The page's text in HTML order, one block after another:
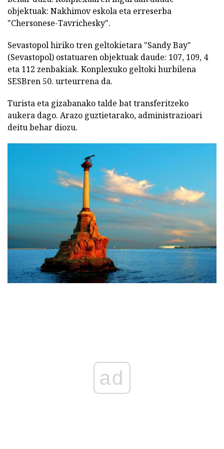
objektuak: Nakhimov eskola eta erreserba
"Chersonese-Tavrichesky".
Sevastopol hiriko tren geltokietara "Sandy Bay"
(Sevastopol) ostatuaren objektuak daude: 107, 109, 4
eta 112 zenbakiak. Konplexuko geltoki hurbilena
SESBren 50. urteurrena da.
Turista eta gizabanako talde bat transferitzeko
aukera dago. Arazo guztietarako, administrazioari
deitu behar diozu.
ad